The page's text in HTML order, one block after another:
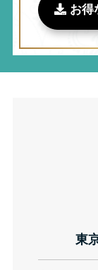
お得
東